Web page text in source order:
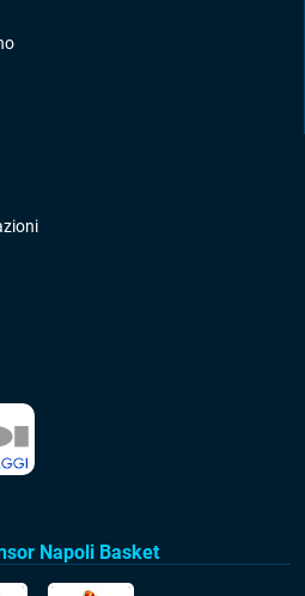
Napoli Basket